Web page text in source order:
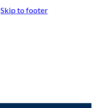
Skip to footer